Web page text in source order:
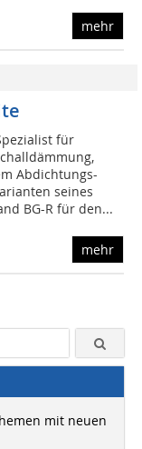
mehr
für
Abdichtungs-
seines
BG-R für den...
mehr
mit neuen